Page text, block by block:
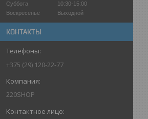
Суббота
10:30-15:00
Воскресенье
Выходной
КОНТАКТЫ
+375 (29) 120-22-77
220SHOP